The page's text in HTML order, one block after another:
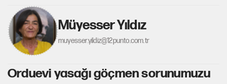
Müyesser Yıldız
muyesser.yildiz@12punto.com.tr
Orduevi yasağı göçmen sorunumuzu